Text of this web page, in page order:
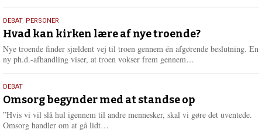
e
r
e
25.
juli
2026
DEBAT, PERSONER
Hvad kan kirken lære af nye troende?
Nye troende finder sjældent vej til troen gennem én afgørende beslutning. En
ny ph.d.-afhandling viser, at troen vokser frem gennem…
e
r
e
9.
juli
2026
DEBAT
Omsorg begynder med at standse op
”Hvis vi vil slå hul igennem til andre mennesker, skal vi gøre det uventede.
Omsorg handler om at gå lidt…